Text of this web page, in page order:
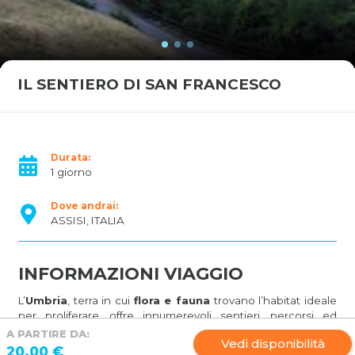
IL SENTIERO DI SAN FRANCESCO
Durata:
1 giorno
Dove andrai:
ASSISI, ITALIA
INFORMAZIONI VIAGGIO
L’Umbria, terra in cui flora e fauna trovano l’habitat ideale
per proliferare, offre innumerevoli sentieri, percorsi ed
escursioni immerse nel verde che permettono di entrare a
stretto contatto con la
. Tra questi ilSentiero di San
A PARTIRE DA:
20.00 € Vedi disponibilità